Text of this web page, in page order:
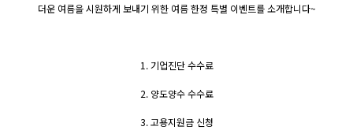
더운 여름을 시원하게 보내기 위한 여름 한정 특별 이벤트를 소개합니다~
1. 기업진단 수수료
2. 양도양수 수수료
3. 고용지원금 신청